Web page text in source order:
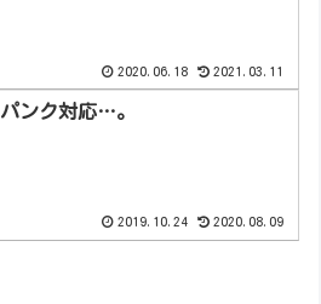
2020.06.18 2021.03.11
パンク対応…。
2019.10.24 2020.08.09